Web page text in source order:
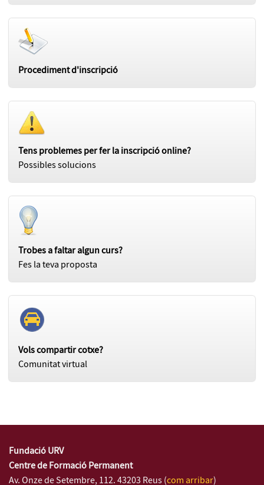
Procediment d'inscripció
Tens problemes per fer la inscripció online?
Possibles solucions
Trobes a faltar algun curs?
Fes la teva proposta
Vols compartir cotxe?
Comunitat virtual
Fundació URV
Centre de Formació Permanent
Av. Onze de Setembre, 112. 43203 Reus (com arribar)